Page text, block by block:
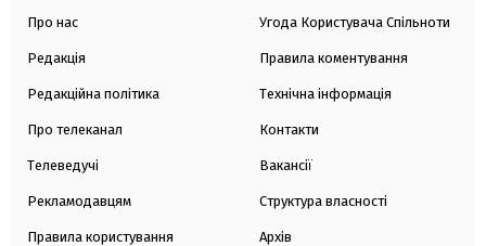
Про нас
Редакція
Редакційна політика
Про телеканал
Телеведучі
Рекламодавцям
Правила користування
Угода Користувача Спільноти
Правила коментування
Технічна інформація
Контакти
Вакансії
Структура власності
Архів